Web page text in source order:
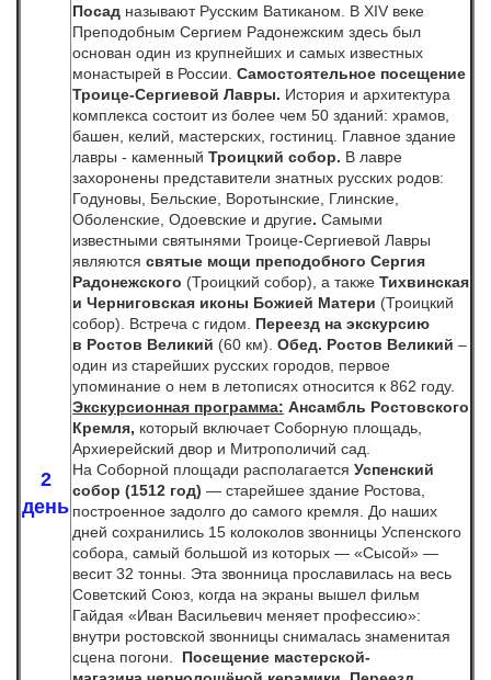
2
день
Посад называют Русским Ватиканом. В XIV веке
Преподобным Сергием Радонежским здесь был
основан один из крупнейших и самых известных
монастырей в России. Самостоятельное посещение
Троице-Сергиевой Лавры. История и архитектура
комплекса состоит из более чем 50 зданий: храмов,
башен, келий, мастерских, гостиниц. Главное здание
лавры - каменный Троицкий собор. В лавре
захоронены представители знатных русских родов:
Годуновы, Бельские, Воротынские, Глинские,
Оболенские, Одоевские и другие. Самыми
известными святынями Троице-Сергиевой Лавры
являются святые мощи преподобного Сергия
Радонежского (Троицкий собор), а также Тихвинская
и Черниговская иконы Божией Матери (Троицкий
собор). Встреча с гидом. Переезд на экскурсию
в Ростов Великий (60 км). Обед. Ростов Великий –
один из старейших русских городов, первое
упоминание о нем в летописях относится к 862 году.
Экскурсионная программа: Ансамбль Ростовского
Кремля, который включает Соборную площадь,
Архиерейский двор и Митрополичий сад.
На Соборной площади располагается Успенский
собор (1512 год) — старейшее здание Ростова,
построенное задолго до самого кремля. До наших
дней сохранились 15 колоколов звонницы Успенского
собора, самый большой из которых — «Сысой» —
весит 32 тонны. Эта звонница прославилась на весь
Советский Союз, когда на экраны вышел фильм
Гайдая «Иван Васильевич меняет профессию»:
внутри ростовской звонницы снималась знаменитая
сцена погони.
Посещение мастерской-